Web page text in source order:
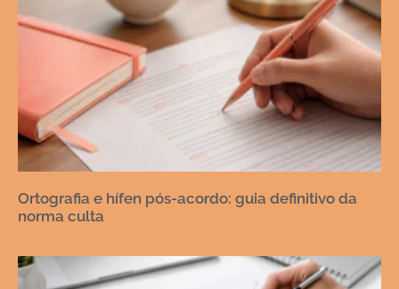
Ortografia e hífen pós-acordo: guia definitivo da
norma culta